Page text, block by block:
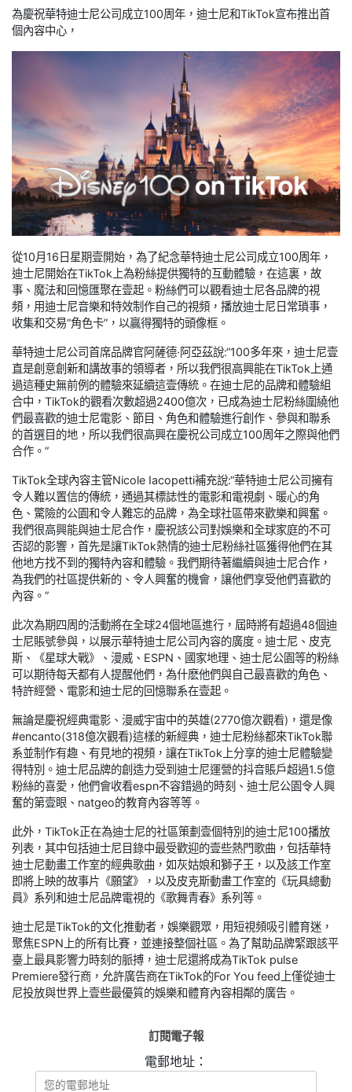
為慶祝華特迪士尼公司成立100周年，迪士尼和TikTok宣布推出首
個內容中心，
從10月16日星期壹開始，為了紀念華特迪士尼公司成立100周年，
迪士尼開始在TikTok上為粉絲提供獨特的互動體驗，在這裏，故
事、魔法和回憶匯聚在壹起。粉絲們可以觀看迪士尼各品牌的視
頻，用迪士尼音樂和特效制作自己的視頻，播放迪士尼日常瑣事，
收集和交易“角色卡”，以贏得獨特的頭像框。
華特迪士尼公司首席品牌官阿薩德·阿亞茲說:“100多年來，迪士尼壹
直是創意創新和講故事的領導者，所以我們很高興能在TikTok上通
過這種史無前例的體驗來延續這壹傳統。在迪士尼的品牌和體驗組
合中，TikTok的觀看次數超過2400億次，已成為迪士尼粉絲圍繞他
們最喜歡的迪士尼電影、節目、角色和體驗進行創作、參與和聯系
的首選目的地，所以我們很高興在慶祝公司成立100周年之際與他們
合作。”
TikTok全球內容主管Nicole Iacopetti補充說:“華特迪士尼公司擁有
令人難以置信的傳統，通過其標誌性的電影和電視劇、暖心的角
色、驚險的公園和令人難忘的品牌，為全球社區帶來歡樂和興奮。
我們很高興能與迪士尼合作，慶祝該公司對娛樂和全球家庭的不可
否認的影響，首先是讓TikTok熱情的迪士尼粉絲社區獲得他們在其
他地方找不到的獨特內容和體驗。我們期待著繼續與迪士尼合作，
為我們的社區提供新的、令人興奮的機會，讓他們享受他們喜歡的
內容。”
此次為期四周的活動將在全球24個地區進行，屆時將有超過48個迪
士尼賬號參與，以展示華特迪士尼公司內容的廣度。迪士尼、皮克
斯、《星球大戰》、漫威、ESPN、國家地理、迪士尼公園等的粉絲
可以期待每天都有人提醒他們，為什麽他們與自己最喜歡的角色、
特許經營、電影和迪士尼的回憶聯系在壹起。
無論是慶祝經典電影、漫威宇宙中的英雄(2770億次觀看)，還是像
#encanto(318億次觀看)這樣的新經典，迪士尼粉絲都來TikTok聯
系並制作有趣、有見地的視頻，讓在TikTok上分享的迪士尼體驗變
得特別。迪士尼品牌的創造力受到迪士尼運營的抖音賬戶超過1.5億
粉絲的喜愛，他們會收看espn不容錯過的時刻、迪士尼公園令人興
奮的第壹眼、natgeo的教育內容等等。
此外，TikTok正在為迪士尼的社區策劃壹個特別的迪士尼100播放
列表，其中包括迪士尼目錄中最受歡迎的壹些熱門歌曲，包括華特
迪士尼動畫工作室的經典歌曲，如灰姑娘和獅子王，以及該工作室
即將上映的故事片《願望》，以及皮克斯動畫工作室的《玩具總動
員》系列和迪士尼品牌電視的《歌舞青春》系列等。
迪士尼是TikTok的文化推動者，娛樂觀眾，用短視頻吸引體育迷，
聚焦ESPN上的所有比賽，並連接整個社區。為了幫助品牌緊跟該平
臺上最具影響力時刻的脈搏，迪士尼還將成為TikTok pulse
Premiere發行商，允許廣告商在TikTok的For You feed上僅從迪士
尼投放與世界上壹些最優質的娛樂和體育內容相鄰的廣告。
訂閱電子報
電郵地址：